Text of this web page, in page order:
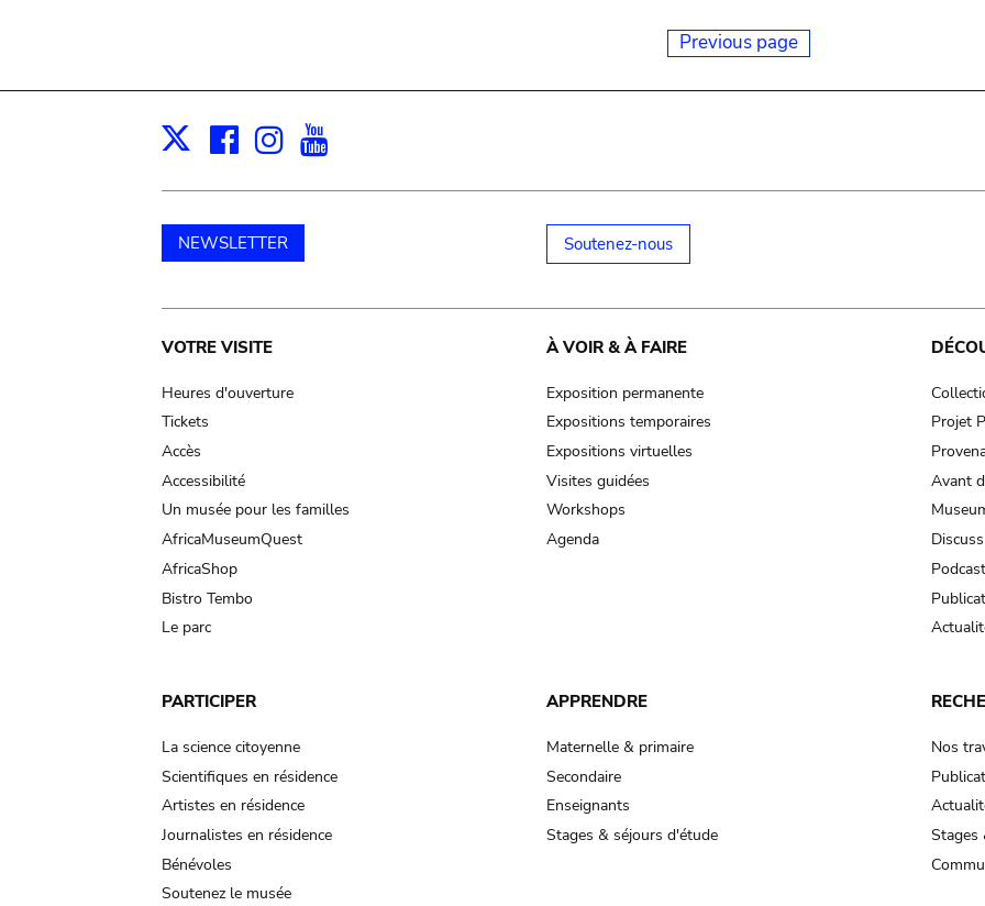
Previous page
X Facebook
Instagram
NEWSLETTER Soutenez-nous
Main
navigation
VOTRE VISITE
Heures d'ouverture
Tickets
Accès
Accessibilité
Un musée pour les familles
AfricaMuseumQuest
AfricaShop
Bistro Tembo
Le parc
À VOIR & À FAIRE
Exposition permanente
Expositions temporaires
Expositions virtuelles
Visites guidées
Workshops
Agenda
Projet
Avant
PARTICIPER
La science citoyenne
Scientifiques en résidence
Artistes en résidence
Journalistes en résidence
Bénévoles
Soutenez le musée
APPRENDRE
Maternelle & primaire
Secondaire
Enseignants
Stages & séjours d'étude
Nos
Stages